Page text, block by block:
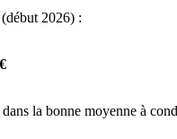
2026) :
la bonne moyenne à